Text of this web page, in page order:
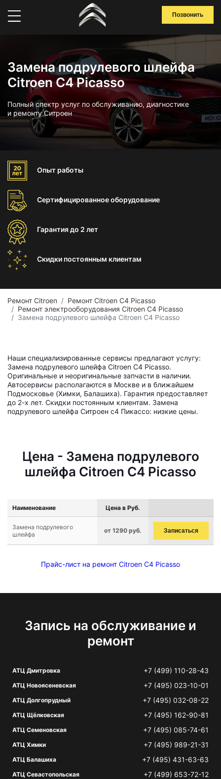
Позвонить
Замена подрулевого шлейфа
Citroen C4 Picasso
Полный спектр услуг по обслуживанию, диагностике
и ремонту Ситроен
Опыт работы
Сертифицированноеоборудование
Гарантиядо 2 лет
Скидки постоянным клиентам
Ремонт Citroen
Ремонт Citroen C4 Picasso
Ремонт электрооборудования Citroen C4 Picasso
Замена подрулевого шлейфа Citroen C4 Picasso
Наши специализированные сервисы предлагают услугу:
Замена подрулевого шлейфа Citroen C4 Picasso.
Оригинальные и неоригинальные запчасти в наличии.
Автосервисы располагаются в Москве и в ближайшем
Подмосковье (Химки, Балашиха). Гарантия предоставляет
до 2-х лет. Скидки постоянным клиентам. Замена
подрулевого шлейфа Ситроен с4 Пикассо: низкие цены.
Цена - Замена подрулевого
шлейфа Citroen C4 Picasso
Наименование Цена в Руб.
Замена подрулевого
шлейфа
от 1290 руб. Записаться
Прайс-лист на ремонт Citroen C4 Picasso
Запись на обслуживание и
ремонт
АТЦ Дмитровка +7 (499) 110-28-43
АТЦ Новоясеневская +7 (495) 023-10-01
АТЦ Долгопрудный +7 (495) 032-08-22
АТЦ Щёлковская +7 (495) 162-90-81
АТЦ Семеновская +7 (495) 085-74-61
АТЦ Химки +7 (495) 989-21-31
АТЦ Балашиха +7 (495) 431-63-63
АТЦ Севастопольская +7 (499) 653-72-12